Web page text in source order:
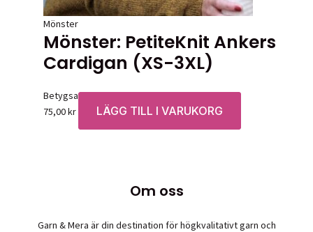
Mönster
Mönster: PetiteKnit Ankers
Cardigan (XS-3XL)
Betygsatt0av 5
75,00kr LÄGG TILL I VARUKORG
Om oss
Garn & Mera är din destination för högkvalitativt garn och